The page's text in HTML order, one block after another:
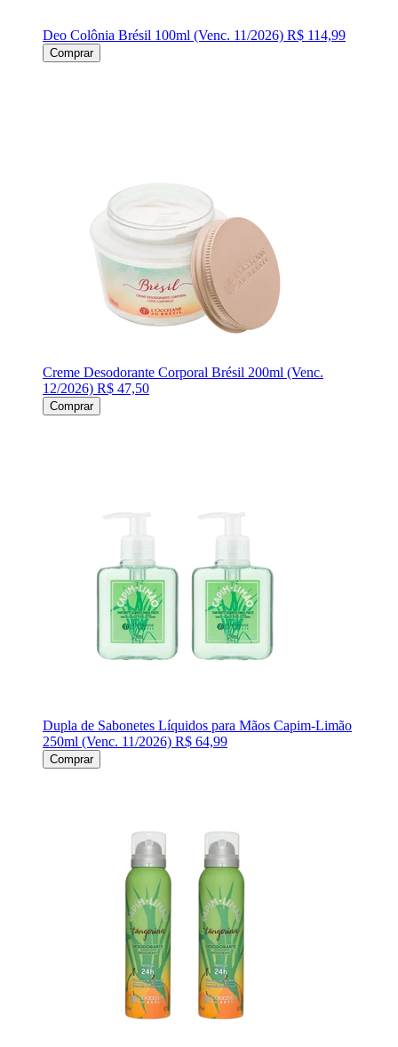
Deo Colônia Brésil 100ml (Venc. 11/2026) R$ 114,99
Comprar
Creme Desodorante Corporal Brésil 200ml (Venc.
12/2026) R$ 47,50
Comprar
Dupla de Sabonetes Líquidos para Mãos Capim-Limão
250ml (Venc. 11/2026) R$ 64,99
Comprar